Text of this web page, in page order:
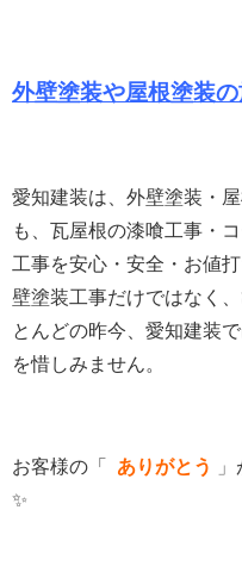
外壁塗装や屋根塗装
愛知建装は、外壁塗装・
も、瓦屋根の漆喰工事・
工事を安心・安全・お値
壁塗装工事だけではなく
とんどの昨今、愛知建装
を惜しみません。
お客様の「 ありがとう 」
✨